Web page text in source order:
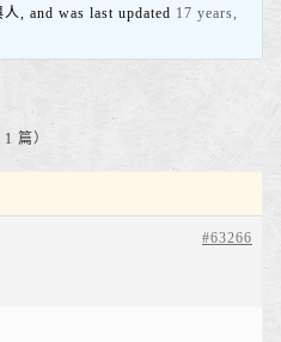
, and was last updated 17 years,
篇）
#63266